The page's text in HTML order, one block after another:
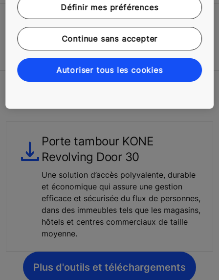
Contactez-nous pour obtenir un devis
Porte tambour KONE
Revolving Door 30
Une solution d’accès polyvalente, durable
et économique qui assure une gestion
efficace et sécurisée du flux de personnes,
dans des immeubles tels que les magasins,
hôtels et centres commerciaux de taille
moyenne.
Plus d'outils et téléchargements
Définir mes préférences
Continue sans accepter
Autoriser tous les cookies